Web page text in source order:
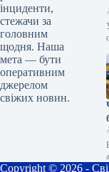
інциденти,
стежачи за
головним
щодня. Наша
мета — бути
оперативним
джерелом
свіжих новин.
Copyright © 2026 -